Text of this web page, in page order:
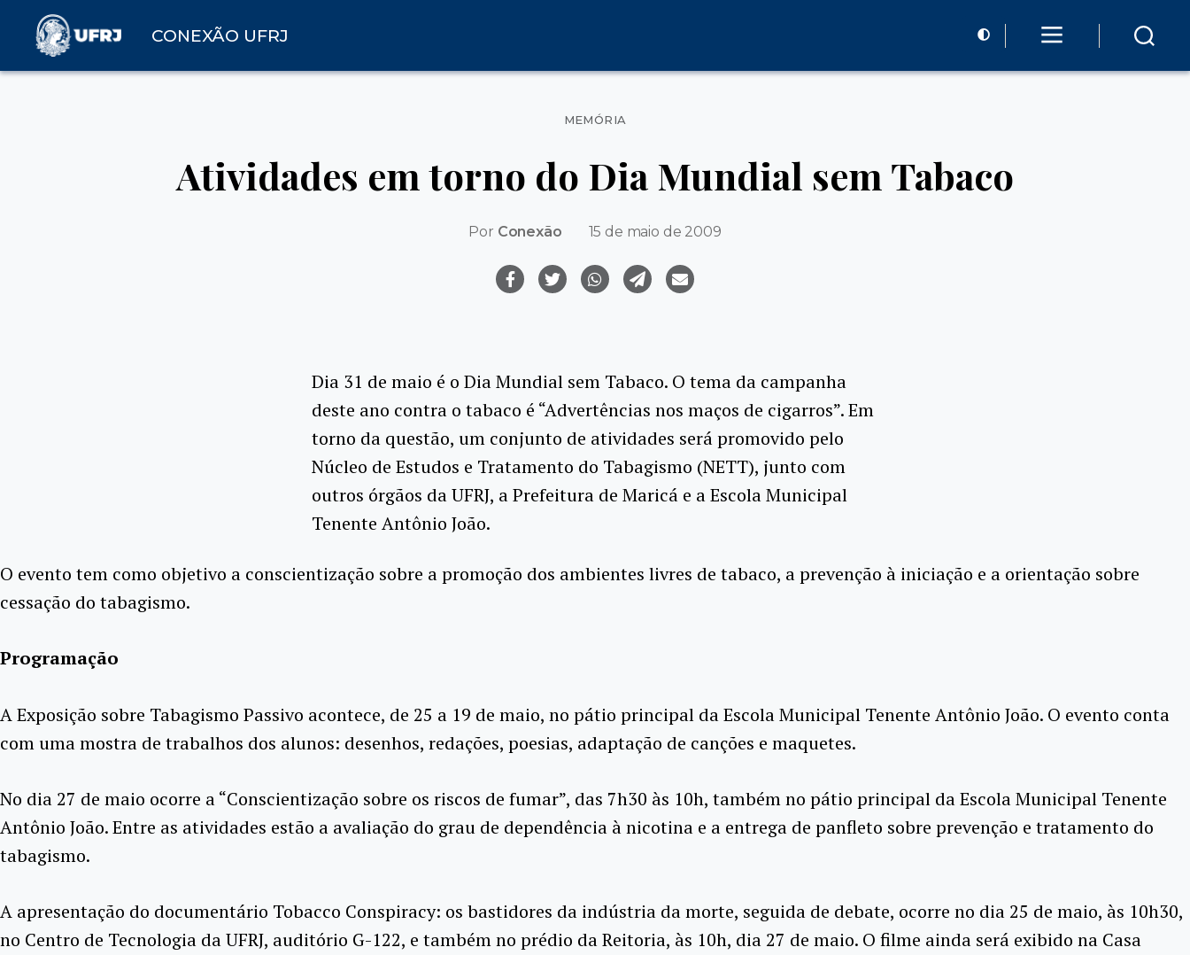
CONEXÃO UFRJ
Categorias
MEMÓRIA
Atividades em torno do Dia Mundial sem Tabaco
Por Conexão 15 de maio de 2009
Dia 31 de maio é o Dia Mundial sem Tabaco. O tema da campanha
deste ano contra o tabaco é “Advertências nos maços de cigarros”. Em
torno da questão, um conjunto de atividades será promovido pelo
Núcleo de Estudos e Tratamento do Tabagismo (NETT), junto com
outros órgãos da UFRJ, a Prefeitura de Maricá e a Escola Municipal
Tenente Antônio João.
O evento tem como objetivo a conscientização sobre a promoção dos ambientes livres de tabaco, a prevenção à iniciação e a orientação sobre
cessação do tabagismo.
Programação
A Exposição sobre Tabagismo Passivo acontece, de 25 a 19 de maio, no pátio principal da Escola Municipal Tenente Antônio João. O evento conta
com uma mostra de trabalhos dos alunos: desenhos, redações, poesias, adaptação de canções e maquetes.
No dia 27 de maio ocorre a “Conscientização sobre os riscos de fumar”, das 7h30 às 10h, também no pátio principal da Escola Municipal Tenente
Antônio João. Entre as atividades estão a avaliação do grau de dependência à nicotina e a entrega de panfleto sobre prevenção e tratamento do
tabagismo.
A apresentação do documentário Tobacco Conspiracy: os bastidores da indústria da morte, seguida de debate, ocorre no dia 25 de maio, às 10h30,
no Centro de Tecnologia da UFRJ, auditório G-122, e também no prédio da Reitoria, às 10h, dia 27 de maio. O filme ainda será exibido na Casa